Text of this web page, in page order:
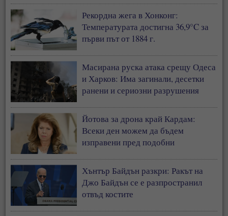
Рекордна жега в Хонконг:
Температурата достигна 36,9°C за
първи път от 1884 г.
Масирана руска атака срещу Одеса
и Харков: Има загинали, десетки
ранени и сериозни разрушения
Йотова за дрона край Кардам:
Всеки ден можем да бъдем
изправени пред подобни
Хънтър Байдън разкри: Ракът на
Джо Байдън се е разпространил
отвъд костите